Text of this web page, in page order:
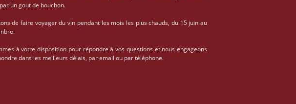
un gout de bouchon.
de faire voyager du vin pendant les mois les plus chauds, du 15 juin au
à votre disposition pour répondre à vos questions et nous engageons
dans les meilleurs délais, par email ou par téléphone.